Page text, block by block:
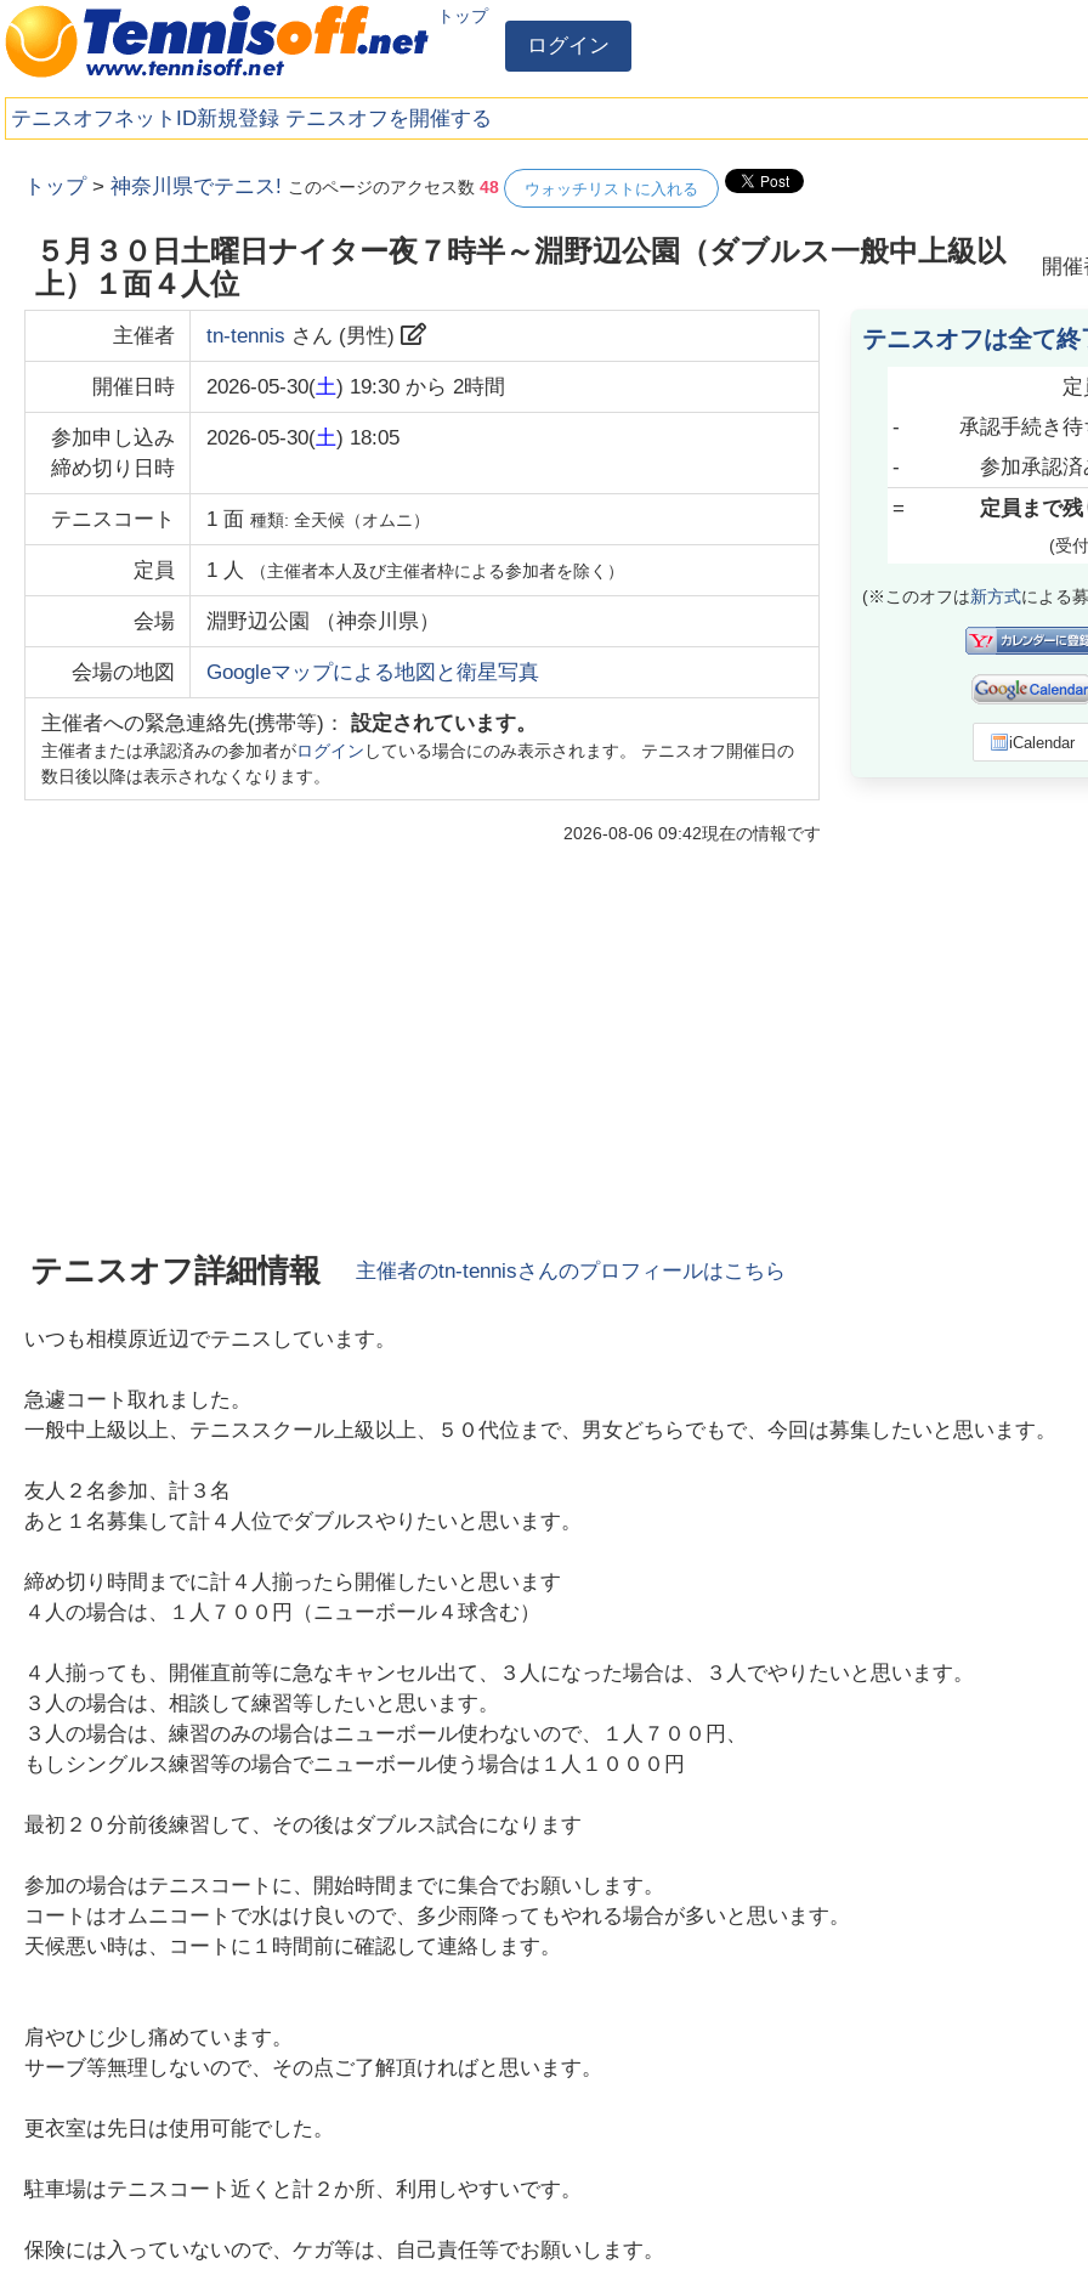
トップ
ログイン
テニスオフネットID新規登録 テニスオフを開催する
トップ >神奈川県でテニス! このページのアクセス数48 ウォッチリストに入れる
５月３０日土曜日ナイター夜７時半～淵野辺公園（ダブルス一般中上級以
上）１面４人位
開
主催者 tn-tennis さん (男性)
開催日時 2026-05-30(土) 19:30 から2時間
参加申し込み
締め切り日時
2026-05-30(土) 18:05
テニスコート 1 面種類:全天候（オムニ）
定員 1 人 （主催者本人及び主催者枠による参加者を除く）
会場 淵野辺公園 （神奈川県）
会場の地図 Googleマップによる地図と衛星写真
主催者への緊急連絡先(携帯等)：設定されています。
主催者または承認済みの参加者がログイン している場合にのみ表示されます。 テニスオフ開催日の
数日後以降は表示されなくなります。
2026-08-06 09:42現在の情報です
テニスオフは全て終
定
-
承認手続き待
-
参加承認済
=
定員まで残
(受
(※このオフは新方式による
iCalendar
テニスオフ詳細情報 主催者のtn-tennisさんのプロフィールはこちら
いつも相模原近辺でテニスしています。
急遽コート取れました。
一般中上級以上、テニススクール上級以上、５０代位まで、男女どちらでもで、今回は募集したいと思います。
友人２名参加、計３名
あと１名募集して計４人位でダブルスやりたいと思います。
締め切り時間までに計４人揃ったら開催したいと思います
４人の場合は、１人７００円（ニューボール４球含む）
４人揃っても、開催直前等に急なキャンセル出て、３人になった場合は、３人でやりたいと思います。
３人の場合は、相談して練習等したいと思います。
３人の場合は、練習のみの場合はニューボール使わないので、１人７００円、
もしシングルス練習等の場合でニューボール使う場合は１人１０００円
最初２０分前後練習して、その後はダブルス試合になります
参加の場合はテニスコートに、開始時間までに集合でお願いします。
コートはオムニコートで水はけ良いので、多少雨降ってもやれる場合が多いと思います。
天候悪い時は、コートに１時間前に確認して連絡します。
肩やひじ少し痛めています。
サーブ等無理しないので、その点ご了解頂ければと思います。
更衣室は先日は使用可能でした。
駐車場はテニスコート近くと計２か所、利用しやすいです。
保険には入っていないので、ケガ等は、自己責任等でお願いします。